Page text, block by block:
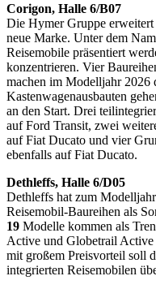
Corigon, Halle 6/B07
Die Hymer Gruppe
neue Marke. Unter dem
Reisemobile präsentiert
konzentrieren. Vier
machen im Modelljahr 2026
Kastenwagenausbauten
an den Start. Drei
auf Ford Transit, zwei
auf Fiat Ducato und vier
ebenfalls auf Fiat Ducato.
Dethleffs, Halle 6/D05
Dethleffs hat zum
Reisemobil-Baureihen als
19 Modelle kommen als
Active und Globetrail
mit großem Preisvorteil soll
integrierten Reisemobilen